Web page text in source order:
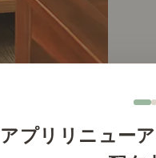
アプリリニュー